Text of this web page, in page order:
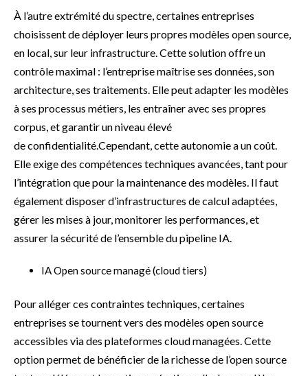
À l’autre extrémité du spectre, certaines entreprises
choisissent de déployer leurs propres modèles open source,
en local, sur leur infrastructure. Cette solution offre un
contrôle maximal : l’entreprise maîtrise ses données, son
architecture, ses traitements. Elle peut adapter les modèles
à ses processus métiers, les entraîner avec ses propres
corpus, et garantir un niveau élevé
de confidentialité.Cependant, cette autonomie a un coût.
Elle exige des compétences techniques avancées, tant pour
l’intégration que pour la maintenance des modèles. Il faut
également disposer d’infrastructures de calcul adaptées,
gérer les mises à jour, monitorer les performances, et
assurer la sécurité de l’ensemble du pipeline IA.
IA Open source managé (cloud tiers)
Pour alléger ces contraintes techniques, certaines
entreprises se tournent vers des modèles open source
accessibles via des plateformes cloud managées. Cette
option permet de bénéficier de la richesse de l’open source